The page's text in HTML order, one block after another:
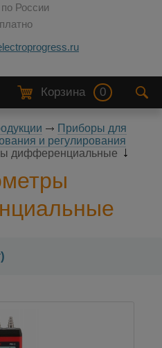
России
Корзина 0
Приборы для
и регулирования
дифференциальные